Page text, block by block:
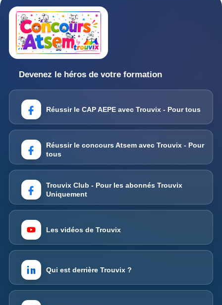
Devenez le héros de votre formation
Réussir le CAP AEPE avec Trouvix - Pour tous
Réussir le concours Atsem avec Trouvix - Pour
tous
Trouvix Club - Pour les abonnés Trouvix
Uniquement
Les vidéos de Trouvix
Qui est derrière Trouvix ?